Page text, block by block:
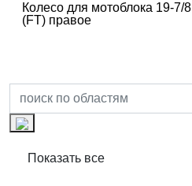
Колесо для мотоблока 19-7/8
(FT) правое
Показать все